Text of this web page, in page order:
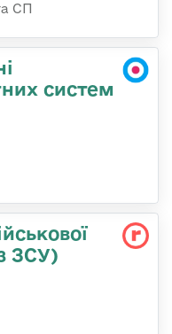
СП
систем
ЗСУ)